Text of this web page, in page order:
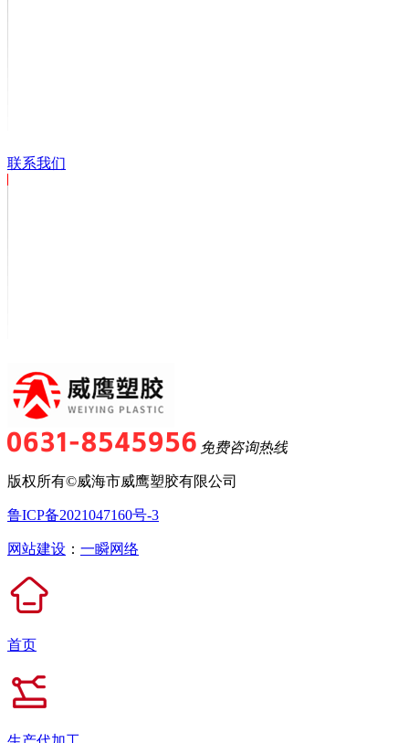
联系我们
免费咨询热线
版权所有©威海市威鹰塑胶有限公司
鲁ICP备2021047160号-3
网站建设 ： 一瞬网络
首页